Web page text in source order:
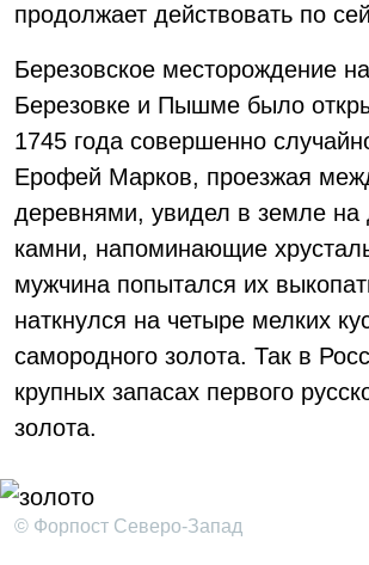
продолжает действовать по
Березовское месторождение
Березовке и Пышме было
1745 года совершенно
Ерофей Марков, проезжая
деревнями, увидел в земле на
камни, напоминающие
мужчина попытался их
наткнулся на четыре мелких
самородного золота. Так в
крупных запасах первого
золота.
© Форпост Северо-Запад